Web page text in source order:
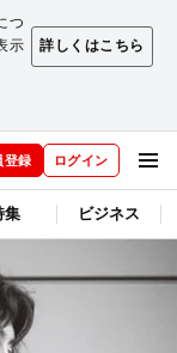
つ
示
詳しくはこちら
登録 ログイン
集 ビジネス